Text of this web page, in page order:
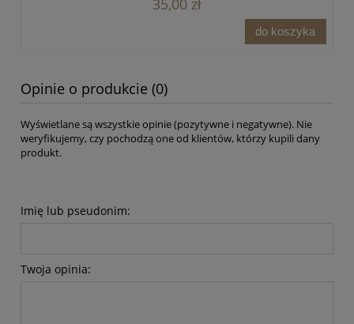
do koszyka
Opinie o produkcie (0)
Wyświetlane są wszystkie opinie (pozytywne i negatywne). Nie
weryfikujemy, czy pochodzą one od klientów, którzy kupili dany
produkt.
Imię lub pseudonim:
Twoja opinia: